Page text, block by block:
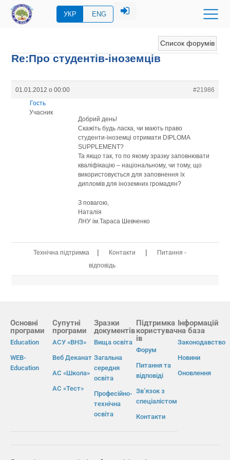
УКР ENG
Список форумів
Re:Про студентів-іноземців
01.01.2012 о 00:00
#21986
Гость
Учасник
Добрий день!
Скажіть будь ласка, чи мають право
студенти-іноземці отримати DIPLOMA
SUPPLEMENT?
Та якщо так, то по якому зразку заповнювати
кваліфікацію – національному, чи тому, що
використовується для заповнення їх
дипломів для іноземних громадян?
З повагою,
Наталія
ЛНУ ім.Тараса Шевченко
Технічна підтримка | Контакти |
Питання -
відповідь
Основні
програми
Education
WEB-
Education
Супутні
програми
АСУ «ВНЗ»
Веб Деканат
АС «Школа»
АС «Тест»
Зразки
документів
Вища освіта
Загальна
середня
освіта
Професійно-
технічна
освіта
Підтримка
користувач
ів
Форум
Питання та
відповіді
Зв’язок з
спеціалістом
Контакти
Інформацій
на база
Законодавство
Новини
Оновлення